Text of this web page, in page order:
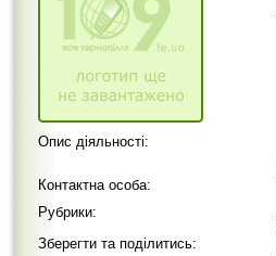
Опис діяльності:
Контактна особа:
Рубрики:
Зберегти та поділитись: